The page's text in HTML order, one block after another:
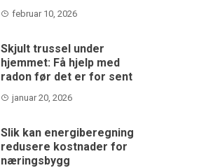
februar 10, 2026
Skjult trussel under
hjemmet: Få hjelp med
radon før det er for sent
januar 20, 2026
Slik kan energiberegning
redusere kostnader for
næringsbygg